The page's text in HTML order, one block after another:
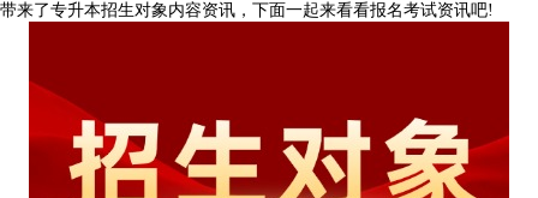
带来了专升本招生对象内容资讯，下面一起来看看报名考试资讯吧!